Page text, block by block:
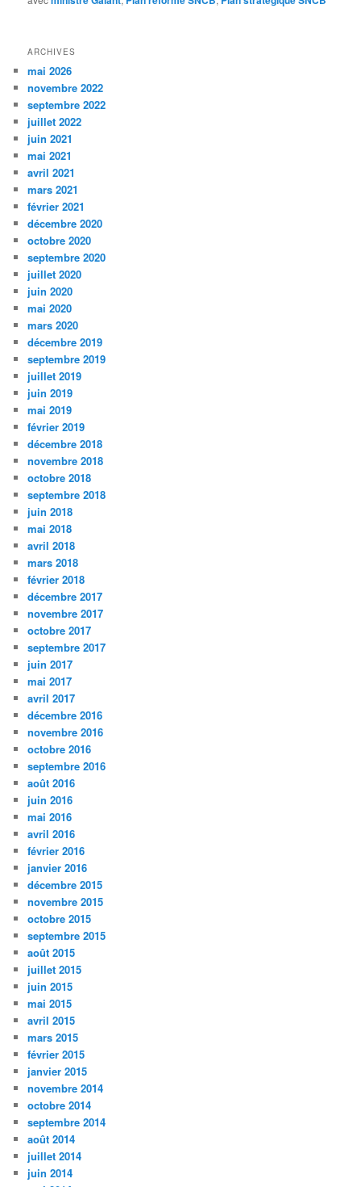
ARCHIVES
mai 2026
novembre 2022
septembre 2022
juillet 2022
juin 2021
mai 2021
avril 2021
mars 2021
février 2021
décembre 2020
octobre 2020
septembre 2020
juillet 2020
juin 2020
mai 2020
mars 2020
décembre 2019
septembre 2019
juillet 2019
juin 2019
mai 2019
février 2019
décembre 2018
novembre 2018
octobre 2018
septembre 2018
juin 2018
mai 2018
avril 2018
mars 2018
février 2018
décembre 2017
novembre 2017
octobre 2017
septembre 2017
juin 2017
mai 2017
avril 2017
décembre 2016
novembre 2016
octobre 2016
septembre 2016
août 2016
juin 2016
mai 2016
avril 2016
février 2016
janvier 2016
décembre 2015
novembre 2015
octobre 2015
septembre 2015
août 2015
juillet 2015
juin 2015
mai 2015
avril 2015
mars 2015
février 2015
janvier 2015
novembre 2014
octobre 2014
septembre 2014
août 2014
juillet 2014
juin 2014